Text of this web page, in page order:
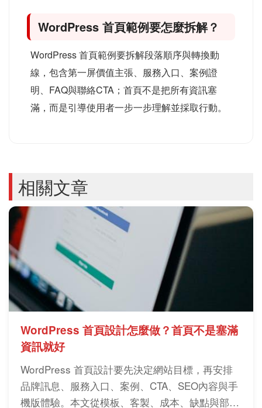
WordPress 首頁範例要怎麼拆解？
WordPress 首頁範例要拆解段落順序與轉換動
線，包含第一屏價值主張、服務入口、案例證
明、FAQ與聯絡CTA；首頁不是把所有資訊塞
滿，而是引導使用者一步一步理解並採取行動。
相關文章
WordPress 首頁設計怎麼做？首頁不是塞滿
資訊就好
WordPress 首頁設計要先決定網站目標，再安排
品牌訊息、服務入口、案例、CTA、SEO內容與手
機版體驗。本文從模板、客製、成本、缺點與部落